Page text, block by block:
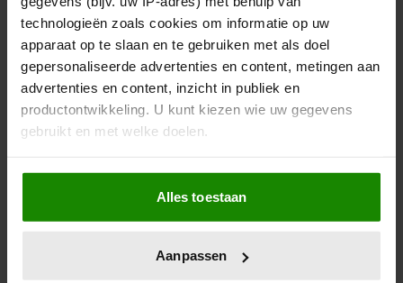
technologieën zoals cookies om informatie op uw
apparaat op te slaan en te gebruiken met als doel
gepersonaliseerde advertenties en content, metingen aan
advertenties en content, inzicht in publiek en
productontwikkeling. U kunt kiezen wie uw gegevens
gebruikt en met welke doelen.
Als u het toestaat, willen we ook graag:
Informatie verzamelen over uw geografische
locatie, die tot een paar meter nauwkeurig kan zijn
scannen op specifieke eigenschappen (fingerprinting)
Alles toestaan
Aanpassen